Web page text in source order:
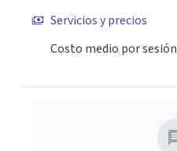
Servicios y precios
Costo medio por sesión